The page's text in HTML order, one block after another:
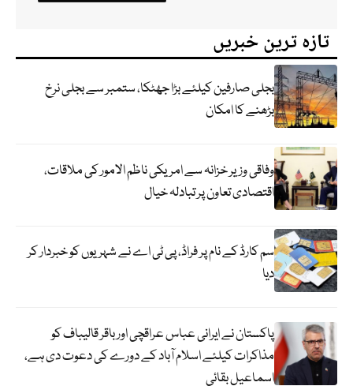
تازہ ترین خبریں
بجلی صارفین کیلئے بڑا جھٹکا، ستمبر سے بجلی نرخ
بڑھنے کا امکان
وفاقی وزیر خزانہ سے امریکی ناظم الامور کی ملاقات،
اقتصادی تعاون پر تبادلہ خیال
سم کارڈ کے نام پر فراڈ، پی ٹی اے نے شہریوں کو خبردار کر
دیا
پاکستان نے ایرانی عباس عراقچی اورباقر قالیباف کو
مذاکرات کیلئے اسلام آباد کے دورے کی دعوت دی ہے،
اسماعیل بقائی